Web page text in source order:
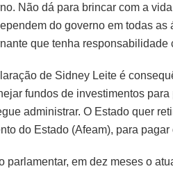
Não dá para brincar com a
do governo em todas
que tenha responsabilidade
de Sidney Leite é
fundos de investimentos
administrar. O Estado quer
do Estado (Afeam), para
parlamentar, em dez meses o